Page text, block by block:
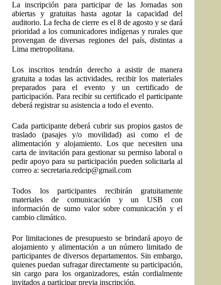
La inscripción para participar de las Jornadas son
abiertas y gratuitas hasta agotar la capacidad del
auditorio. La fecha de cierre es el 8 de agosto y se dará
prioridad a los comunicadores indígenas y rurales que
provengan de diversas regiones del país, distintas a
Lima metropolitana.
Los inscritos tendrán derecho a asistir de manera
gratuita a todas las actividades, recibir los materiales
preparados para el evento y un certificado de
participación. Para recibir su certificado el participante
deberá registrar su asistencia a todo el evento.
Cada participante deberá cubrir sus propios gastos de
traslado (pasajes y/o movilidad) asi como el de
alimentación y alojamiento. Los que necesiten una
carta de invitación para gestionar su permiso laboral o
pedir apoyo para su participación pueden solicitarla al
correo a: secretaria.redcip@gmail.com
Todos los participantes recibirán gratuitamente
materiales de comunicación y un USB con
información de sumo valor sobre comunicación y el
cambio climático.
Por limitaciones de presupuesto se brindará apoyo de
alojamiento y alimentación a un número limitado de
participantes de diversos departamentos. Sin embargo,
quienes puedan sufragar directamente su participación,
sin cargo para los organizadores, están cordialmente
invitados a participar previa inscripción.